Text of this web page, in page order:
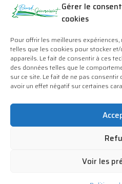
Gérer le
cookies
Pour offrir les meilleures
telles que les cookies pour stocker
appareils. Le fait de consentir à ces
des données telles que le
sur ce site. Le fait de ne pas
avoir un effet négatif sur certaines
Voir les
Béard, St Germain de Béard et de la
Panneau Pocket pour Androïdou
Copyright © 2026 Commune de